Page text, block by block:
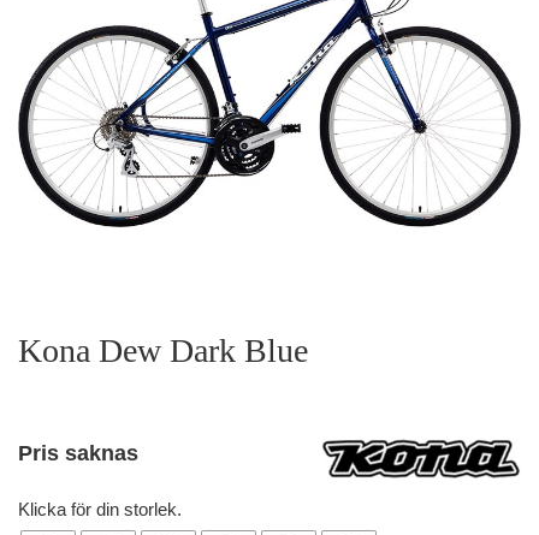
Kona Dew Dark Blue
Pris saknas
Klicka för din storlek.